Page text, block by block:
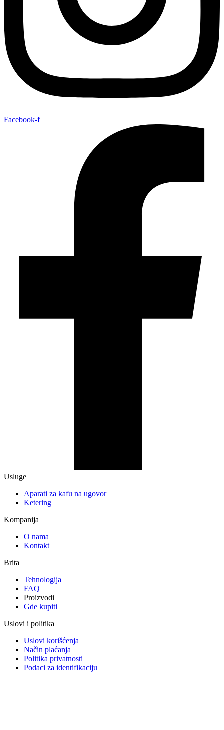
Facebook-f
Usluge
Aparati za kafu na ugovor
Ketering
Kompanija
O nama
Kontakt
Brita
Tehnologija
FAQ
Proizvodi
Gde kupiti
Uslovi i politika
Uslovi korišćenja
Način plaćanja
Politika privatnosti
Podaci za identifikaciju